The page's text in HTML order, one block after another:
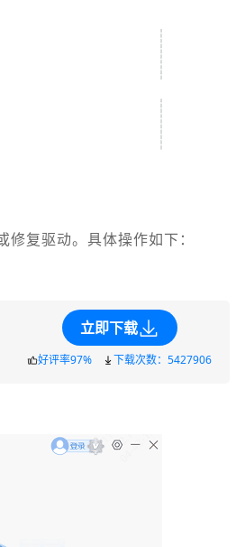
复驱动。具体操作如下：
立即下载
好评率97% 下载次数：5427906